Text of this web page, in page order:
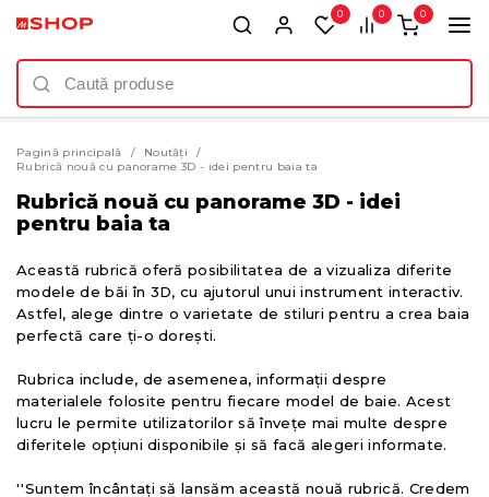
0 0 0
Pagină principală
Noutăți
Rubrică nouă cu panorame 3D - idei pentru baia ta
Rubrică nouă cu panorame 3D - idei
pentru baia ta
Această rubrică oferă posibilitatea de a vizualiza diferite
modele de băi în 3D, cu ajutorul unui instrument interactiv.
Astfel, alege dintre o varietate de stiluri pentru a crea baia
perfectă care ți-o dorești.
Rubrica include, de asemenea, informații despre
materialele folosite pentru fiecare model de baie. Acest
lucru le permite utilizatorilor să învețe mai multe despre
diferitele opțiuni disponibile și să facă alegeri informate.
''Suntem încântați să lansăm această nouă rubrică. Credem